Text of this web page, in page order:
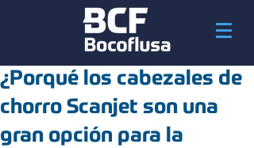
¿Porqué los cabezales de
chorro Scanjet son una
gran opción para la